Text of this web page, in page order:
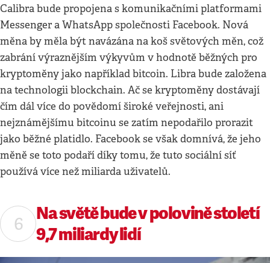
Calibra bude propojena s komunikačními platformami
Messenger a WhatsApp společnosti Facebook. Nová
měna by měla být navázána na koš světových měn, což
zabrání výraznějším výkyvům v hodnotě běžných pro
kryptoměny jako například bitcoin. Libra bude založena
na technologii blockchain. Ač se kryptoměny dostávají
čím dál více do povědomí široké veřejnosti, ani
nejznámějšímu bitcoinu se zatím nepodařilo prorazit
jako běžné platidlo. Facebook se však domnívá, že jeho
měně se toto podaří díky tomu, že tuto sociální síť
používá více než miliarda uživatelů.
Na světě bude v polovině století
9,7 miliardy lidí